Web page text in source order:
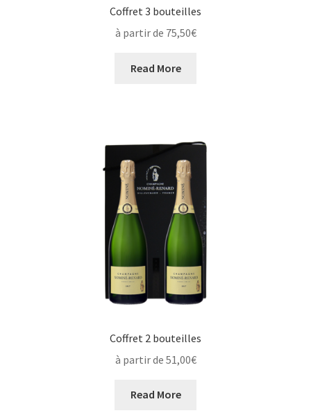
Coffret 3 bouteilles
à partir de 75,50€
Read More
Coffret 2 bouteilles
à partir de 51,00€
Read More